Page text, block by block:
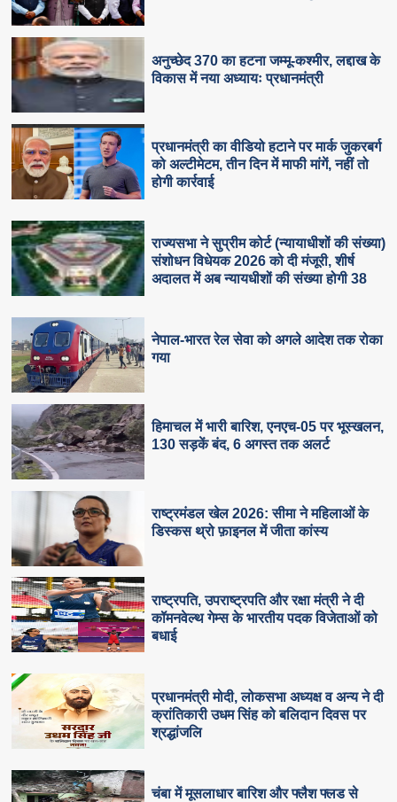
अनुच्छेद 370 का हटना जम्मू-कश्मीर, लद्दाख के
विकास में नया अध्यायः प्रधानमंत्री
प्रधानमंत्री का वीडियो हटाने पर मार्क जुकरबर्ग
को अल्टीमेटम, तीन दिन में माफी मांगें, नहीं तो
होगी कार्रवाई
राज्यसभा ने सुप्रीम कोर्ट (न्यायाधीशों की संख्या)
संशोधन विधेयक 2026 को दी मंजूरी, शीर्ष
अदालत में अब न्यायधीशों की संख्या होगी 38
नेपाल-भारत रेल सेवा को अगले आदेश तक रोका
गया
हिमाचल में भारी बारिश, एनएच-05 पर भूस्खलन,
130 सड़कें बंद, 6 अगस्त तक अलर्ट
राष्ट्रमंडल खेल 2026: सीमा ने महिलाओं के
डिस्कस थ्रो फ़ाइनल में जीता कांस्य
राष्ट्रपति, उपराष्ट्रपति और रक्षा मंत्री ने दी
कॉमनवेल्थ गेम्स के भारतीय पदक विजेताओं को
बधाई
प्रधानमंत्री मोदी, लोकसभा अध्यक्ष व अन्य ने दी
क्रांतिकारी उधम सिंह को बलिदान दिवस पर
श्रद्धांजलि
चंबा में मूसलाधार बारिश और फ्लैश फ्लड से